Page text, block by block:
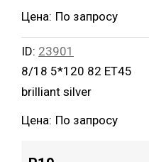
Цена: По запросу
ID: 23901
8/18 5*120 82 ET45
brilliant silver
Цена: По запросу